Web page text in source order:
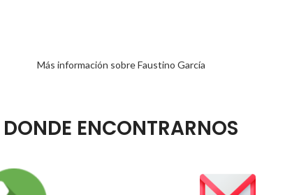
Más información sobre Faustino García
DONDE ENCONTRARNOS